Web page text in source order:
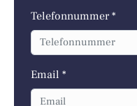
Telefonnummer *
Email *